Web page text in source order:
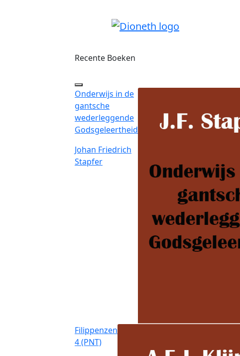
Recente Boeken
Onderwijs in de
gantsche
wederleggende
Godsgeleertheid
Johan Friedrich
Stapfer
Filippenzen
4 (PNT)